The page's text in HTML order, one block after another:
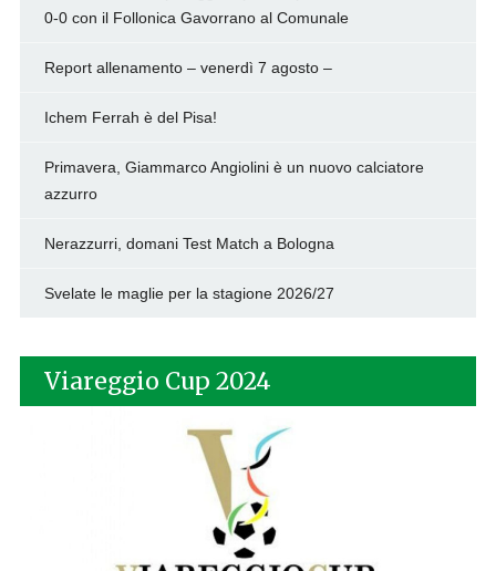
0-0 con il Follonica Gavorrano al Comunale
Report allenamento – venerdì 7 agosto –
Ichem Ferrah è del Pisa!
Primavera, Giammarco Angiolini è un nuovo calciatore
azzurro
Nerazzurri, domani Test Match a Bologna
Svelate le maglie per la stagione 2026/27
Viareggio Cup 2024